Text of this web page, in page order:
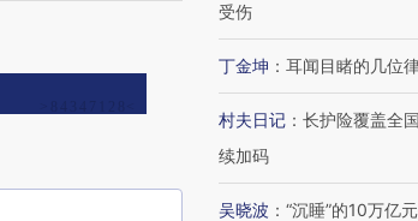
受伤
丁金坤 ： 耳闻目睹的几位
村夫日记 ： 长护险覆盖全
续加码
吴晓波 ： “沉睡”的10万亿